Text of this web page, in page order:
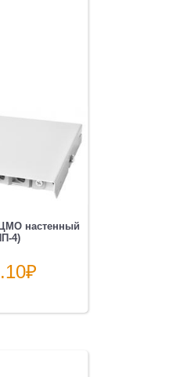
настенный
4)
₽